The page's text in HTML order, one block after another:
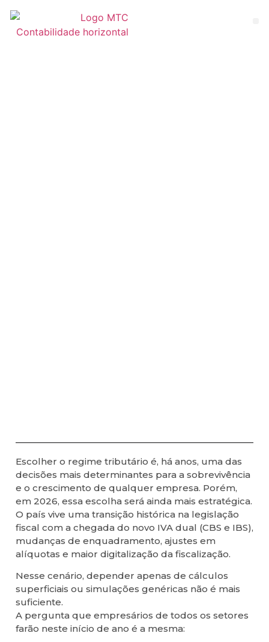
Escolher o regime tributário é, há anos, uma das
decisões mais determinantes para a sobrevivência
e o crescimento de qualquer empresa. Porém,
em 2026, essa escolha será ainda mais estratégica.
O país vive uma transição histórica na legislação
fiscal com a chegada do novo IVA dual (CBS e IBS),
mudanças de enquadramento, ajustes em
alíquotas e maior digitalização da fiscalização.
Nesse cenário, depender apenas de cálculos
superficiais ou simulações genéricas não é mais
suficiente.
A pergunta que empresários de todos os setores
farão neste início de ano é a mesma: